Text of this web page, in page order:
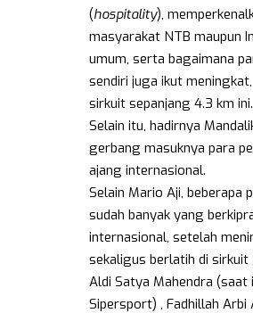
(hospitality),
masyarakat NTB maupun
umum, serta bagaimana
sendiri juga ikut
sirkuit sepanjang 4.3 km ini.
Selain itu, hadirnya
gerbang masuknya para
ajang internasional.
Selain Mario Aji, beberapa
sudah banyak yang
internasional, setelah
sekaligus berlatih di sirkuit
Aldi Satya Mahendra
Sipersport) , Fadhillah Arbi